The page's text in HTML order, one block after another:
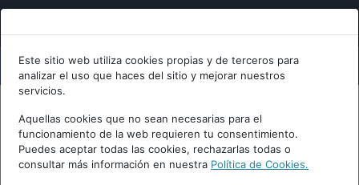
Este sitio web utiliza cookies propias y de terceros para
analizar el uso que haces del sitio y mejorar nuestros
servicios.
Aquellas cookies que no sean necesarias para el
funcionamiento de la web requieren tu consentimiento.
Puedes aceptar todas las cookies, rechazarlas todas o
consultar más información en nuestra Política de Cookies.